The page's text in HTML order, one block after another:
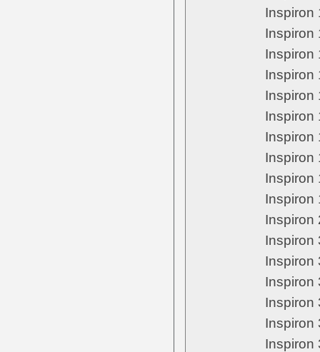
Inspiron
Inspiron
Inspiron
Inspiron
Inspiron
Inspiron
Inspiron
Inspiron
Inspiron
Inspiron
Inspiron
Inspiron
Inspiron
Inspiron
Inspiron
Inspiron
Inspiron